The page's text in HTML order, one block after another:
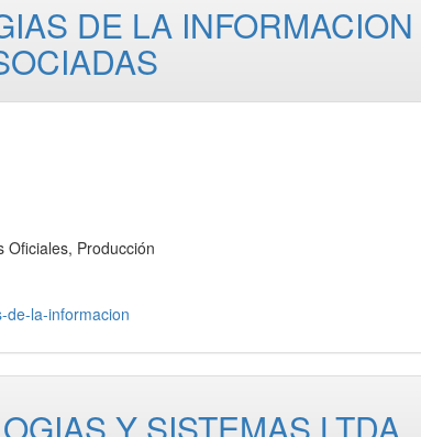
DE LA
Oficiales, Producción
de-la-informacion